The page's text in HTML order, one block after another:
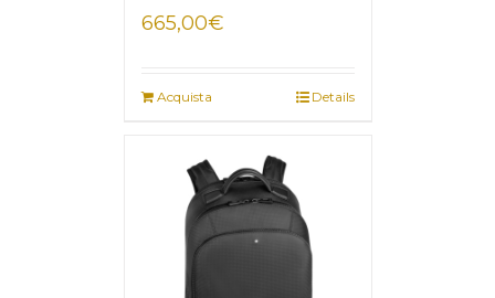
665,00€
Acquista Details